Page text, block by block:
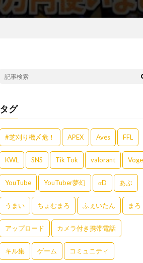
タグ
#芝刈り機〆危！ APEX Aves FFL
KWL SNS Tik Tok valorant
YouTube YouTuber夢幻 αD あぶ
うまい ちょむまろ ふぇいたん まろ
アップロード カメラ付き携帯電話
キル集 ゲーム コミュニティ